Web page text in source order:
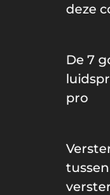
deze
De 7
pro